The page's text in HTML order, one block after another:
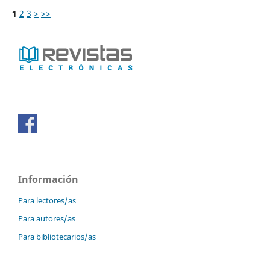
1 2 3 > >>
Información
Para lectores/as
Para autores/as
Para bibliotecarios/as